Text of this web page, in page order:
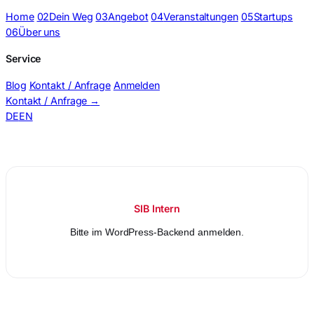
Home 02Dein Weg 03Angebot 04Veranstaltungen 05Startups
06Über uns
Service
Blog Kontakt / Anfrage Anmelden
Kontakt / Anfrage →
DEEN
SIB Intern
Bitte im WordPress-Backend anmelden.